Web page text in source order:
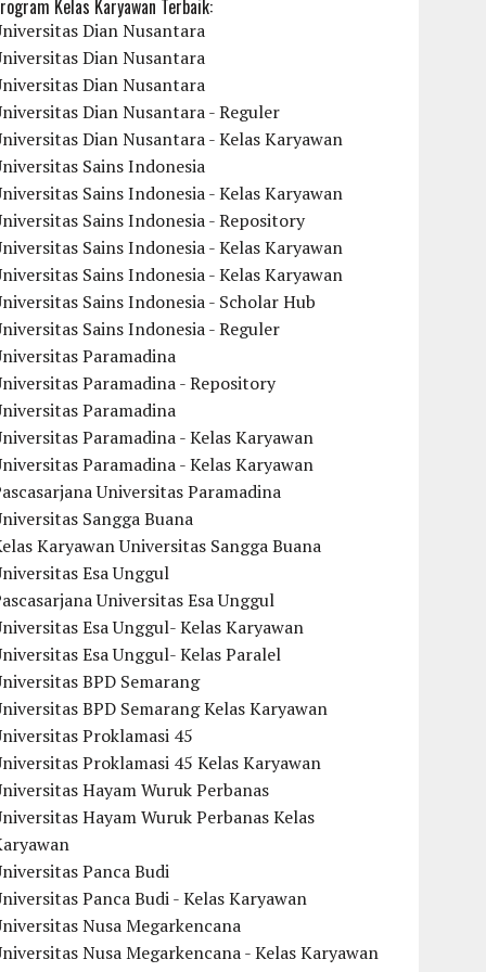
Kelas Karyawan Terbaik:
Dian Nusantara
Dian Nusantara
Dian Nusantara
Dian Nusantara - Reguler
Dian Nusantara - Kelas Karyawan
Sains Indonesia
Sains Indonesia - Kelas Karyawan
Sains Indonesia - Repository
Sains Indonesia - Kelas Karyawan
Sains Indonesia - Kelas Karyawan
Sains Indonesia - Scholar Hub
Sains Indonesia - Reguler
Paramadina
Paramadina - Repository
Paramadina
Paramadina - Kelas Karyawan
Paramadina - Kelas Karyawan
Universitas Paramadina
Sangga Buana
Karyawan Universitas Sangga Buana
Esa Unggul
Universitas Esa Unggul
Esa Unggul- Kelas Karyawan
Esa Unggul- Kelas Paralel
BPD Semarang
BPD Semarang Kelas Karyawan
Proklamasi 45
Proklamasi 45 Kelas Karyawan
Hayam Wuruk Perbanas
Hayam Wuruk Perbanas Kelas
Panca Budi
Panca Budi - Kelas Karyawan
Nusa Megarkencana
Nusa Megarkencana - Kelas Karyawan